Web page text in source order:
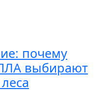
почему
выбирают